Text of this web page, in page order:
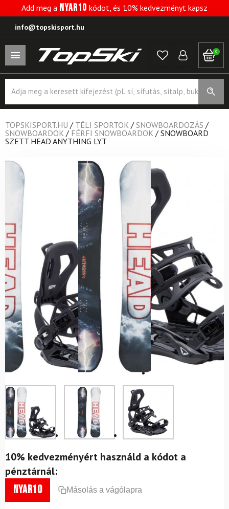
Add meg a NYAR10 kódot, és 10% kedvezményt kapsz
info@topskisport.hu
0
search
TOPSKISPORT.HU / TÉLI SPORTOK / SNOWBOARDOZÁS /
SNOWBOARDOK / FÉRFI SNOWBOARDOK / SNOWBOARD
SZETT HEAD ANYTHING LYT
10% kedvezményért használd a kódot a
pénztárnál:
nyar10 Másolás a vágólapra